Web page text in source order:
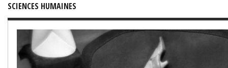
SCIENCES HUMAINES